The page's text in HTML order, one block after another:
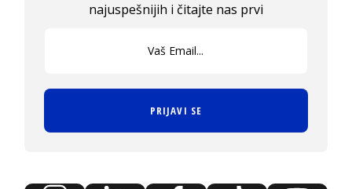
najuspešnijih i čitajte nas prvi
PRIJAVI SE